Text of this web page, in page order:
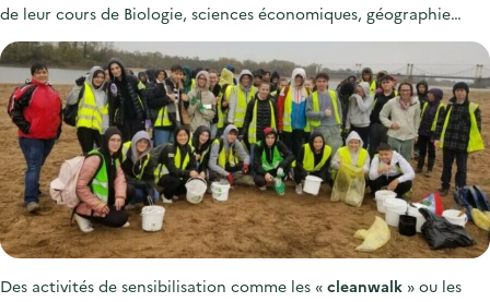
de leur cours de Biologie, sciences économiques, géographie…
Des activités de sensibilisation comme les « cleanwalk » ou les